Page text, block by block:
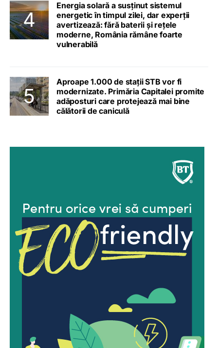
Energia solară a susținut sistemul
energetic în timpul zilei, dar experții
avertizează: fără baterii și rețele
moderne, România rămâne foarte
vulnerabilă
Aproape 1.000 de stații STB vor fi
modernizate. Primăria Capitalei promite
adăposturi care protejează mai bine
călătorii de caniculă